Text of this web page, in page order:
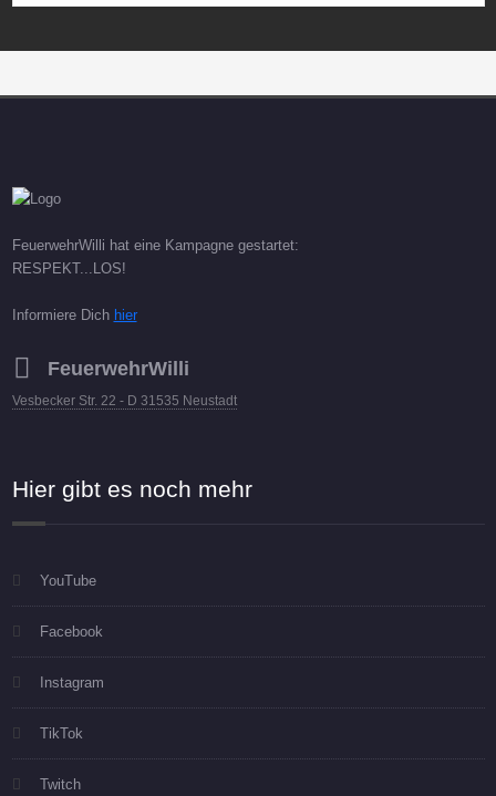
FeuerwehrWilli hat eine Kampagne gestartet:
RESPEKT...LOS!
Informiere Dich hier
FeuerwehrWilli
Vesbecker Str. 22 - D 31535 Neustadt
Hier gibt es noch mehr
YouTube
Facebook
Instagram
TikTok
Twitch